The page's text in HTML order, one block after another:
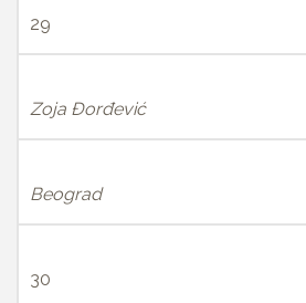
29
Zoja Đorđević
Beograd
30